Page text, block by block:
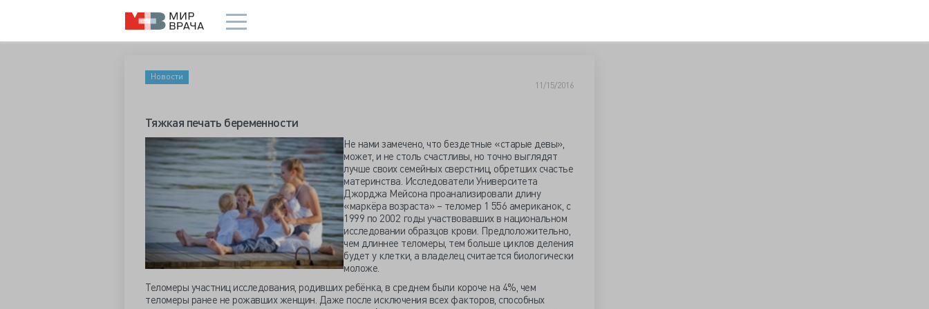
Новости
11/15/2016
Тяжкая печать беременности
Не нами замечено, что бездетные «старые девы»,
может, и не столь счастливы, но точно выглядят
лучше своих семейных сверстниц, обретших счастье
материнства. Исследователи Университета
Джорджа Мейсона проанализировали длину
«маркёра возраста» – теломер 1 556 американок, с
1999 по 2002 годы участвовавших в национальном
исследовании образцов крови. Предположительно,
чем длиннее теломеры, тем больше циклов деления
будет у клетки, а владелец считается биологически
моложе.
Теломеры участниц исследования, родивших ребёнка, в среднем были короче на 4%, чем
теломеры ранее не рожавших женщин. Даже после исключения всех факторов, способных